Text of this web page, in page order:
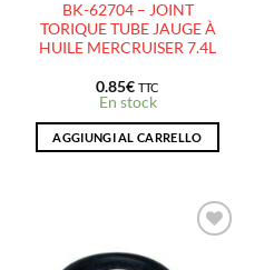
BK-62704 – JOINT
TORIQUE TUBE JAUGE À
HUILE MERCRUISER 7.4L
0.85€ TTC
En stock
AGGIUNGI AL CARRELLO